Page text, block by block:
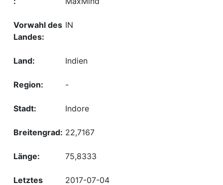
IN
Indien
-
Indore
22,7167
75,8333
2017-07-04